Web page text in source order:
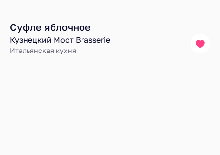
Суфле яблочное
Кузнецкий Мост Brasserie
Итальянская кухня